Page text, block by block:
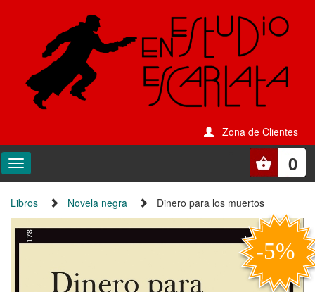
Zona de Clientes
0
Libros Novela negra Dinero para los muertos